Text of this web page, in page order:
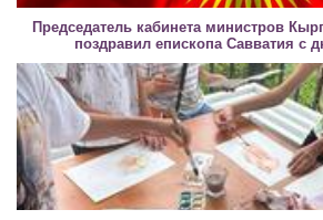
Председатель кабинета министров
поздравил епископа Савватия с